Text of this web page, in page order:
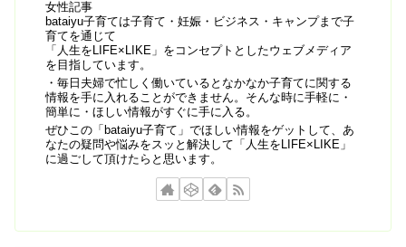
女性記事
bataiyu子育ては子育て・妊娠・ビジネス・キャンプまで子
育てを通じて
「人生をLIFE×LIKE」をコンセプトとしたウェブメディア
を目指しています。
・毎日夫婦で忙しく働いているとなかなか子育てに関する
情報を手に入れることができません。そんな時に手軽に・
簡単に・ほしい情報がすぐに手に入る。
ぜひこの「bataiyu子育て」でほしい情報をゲットして、あ
なたの疑問や悩みをスッと解決して「人生をLIFE×LIKE」
に過ごして頂けたらと思います。